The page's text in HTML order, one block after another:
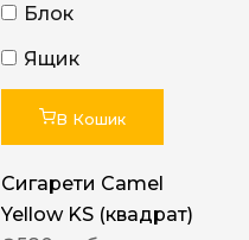
Блок
Ящик
В Кошик
Сигарети Camel
Yellow KS (квадрат)